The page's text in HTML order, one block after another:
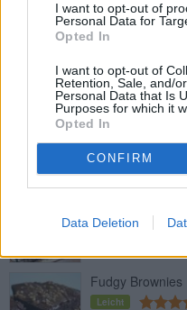
I want to opt-out of
Personal Data for
Opted In
I want to opt-out of
Retention, Sale, and/
Personal Data that Is
Purposes for which it
Opted In
CONFIRM
Data Deletion
Avocado-Brownies
Peanuts Butter
Mittel
Leicht
Fudgy Brownies
Leicht